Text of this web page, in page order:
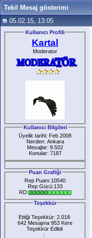
Tekil Mesaj gösterimi
05.02.15, 13:05
Kullanıcı Profili
Kartal
Moderator
Kullanıcı Bilgileri
Üyelik tarihi: Feb 2008
Nerden: Ankara
Mesajlar: 9.502
Konular: 7187
Puan Grafiği
Rep Puanı:10540
Rep Gücü:133
RD:
Teşekkür
Ettiği Teşekkür: 2.018
642 Mesajına 953 Kere
Teşekkür Edlidi
: